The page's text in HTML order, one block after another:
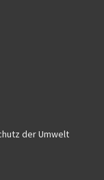
der Umwelt